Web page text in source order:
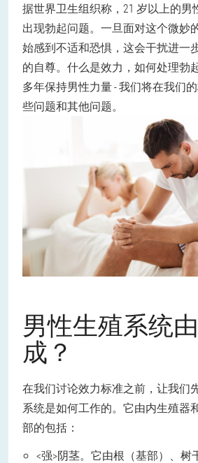
据世界卫生组织称，21 岁以上的男
出现勃起问题。一旦面对这个微妙
始感到不适和恐惧，这会干扰进一
的自尊。 什么是效力，如何处理勃
多年保持男性力量 - 我们将在我们
些问题和其他问题。
男性生殖系统
成？
在我们讨论效力标准之前，让我们
系统是如何工作的。它由内生殖器
部的包括：
<强>阴茎。它由根（基部）、树